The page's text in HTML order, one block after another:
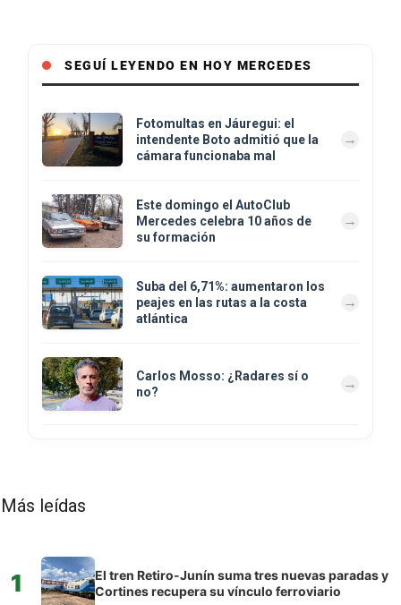
SEGUÍ LEYENDO EN HOY MERCEDES
Fotomultas en Jáuregui: el
intendente Boto admitió que la
cámara funcionaba mal
Este domingo el AutoClub
Mercedes celebra 10 años de
su formación
Suba del 6,71%: aumentaron los
peajes en las rutas a la costa
atlántica
Carlos Mosso: ¿Radares sí o
no?
Más leídas
1
El tren Retiro-Junín suma tres nuevas paradas y
Cortines recupera su vínculo ferroviario